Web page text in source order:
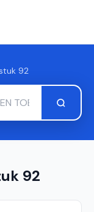
92
92